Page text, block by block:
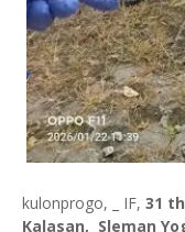
kulonprogo, _ IF, 31
Kalasan, Sleman